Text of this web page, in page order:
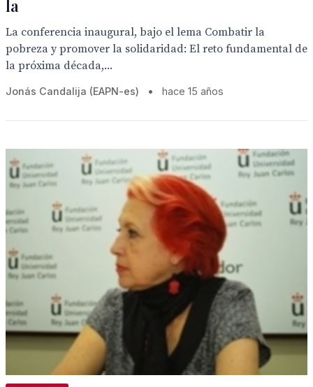
la
La conferencia inaugural, bajo el lema Combatir la
pobreza y promover la solidaridad: El reto fundamental de
la próxima década,...
Jonás Candalija (EAPN-es) • hace 15 años